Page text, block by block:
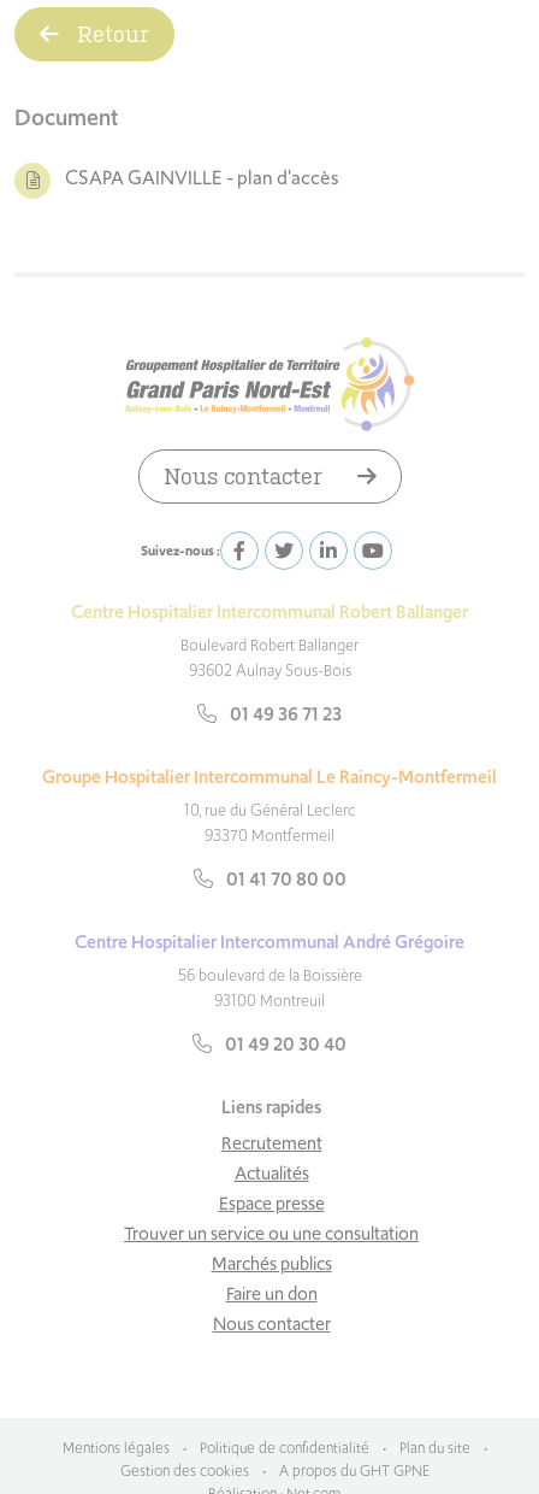
Retour
Document
CSAPA GAINVILLE - plan d'accès
Suivez-nous :
Nous contacter
Centre Hospitalier Intercommunal Robert Ballanger
Boulevard Robert Ballanger
93602 Aulnay Sous-Bois
01 49 36 71 23
Groupe Hospitalier Intercommunal Le Raincy-Montfermeil
10, rue du Général Leclerc
93370 Montfermeil
01 41 70 80 00
Centre Hospitalier Intercommunal André Grégoire
56 boulevard de la Boissière
93100 Montreuil
01 49 20 30 40
Liens rapides
Recrutement
Actualités
Espace presse
Trouver un service ou une consultation
Marchés publics
Faire un don
Nous contacter
Mentions légales • Politique de confidentialité • Plan du site
•
Gestion des cookies
•
A propos du GHT GPNE